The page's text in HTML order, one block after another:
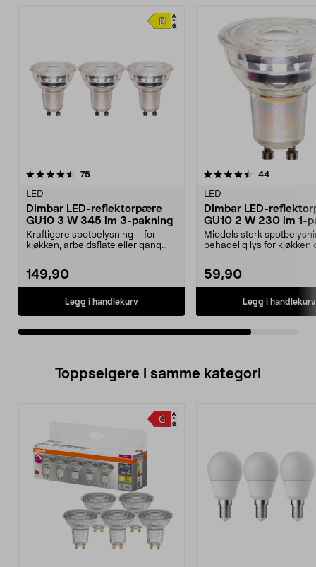
75anmeldelser
LED
Dimbar LED-reflektorpære
GU10 3 W 345 lm 3-pakning
Kraftigere spotbelysning – for
kjøkken, arbeidsflate eller gang
149,90
Legg i handlekurv
4.5av 5 stjerner 44
LED
Dimbar LED-
GU10 2 W 230 lm 1-
Middels sterk
behagelig lys for kjøkken
59,90
Legg i handlekurv
Toppselgere i samme kategori